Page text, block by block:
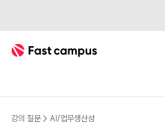
Fast Campus
강의 질문 AI/업무생산성